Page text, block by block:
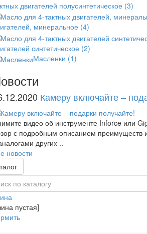
двигателей полусинтетическое (3)
минеральное (4)
синтетическое (2)
Масленки (1)
Камеру включайте –
видео об инструменте Inforce или
с подробным описанием преимуществ
других ..
новости
пустая]